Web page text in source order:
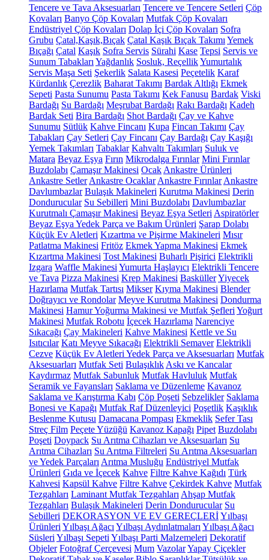
Tencere ve Tava Aksesuarları Tencere ve Tencere Setleri Çöp
Kovaları Banyo Çöp Kovaları Mutfak Çöp Kovaları
Endüstriyel Çöp Kovaları Dolap İçi Çöp Kovaları Sofra
Grubu Çatal,Kaşık,Bıçak Çatal Kaşık Bıçak Takımı Yemek
Bıçağı Çatal Kaşık Sofra Servis Sürahi Kase Tepsi Servis ve
Sunum Tabakları Yağdanlık Sosluk, ReçellikYumurtalık
Servis Maşa Seti Şekerlik Salata Kasesi Peçetelik Karaf
Kürdanlık Çerezlik Baharat Takımı Bardak Altlığı Ekmek
Sepeti Pasta Sunumu Pasta Takımı Kek Fanusu Bardak Viski
Bardağı Su Bardağı Meşrubat Bardağı Rakı Bardağı Kadeh
Bardak Seti Bira Bardağı Shot Bardağı Çay ve Kahve
Sunumu Sütlük Kahve Fincanı Kupa Fincan Takımı Çay
Tabakları Çay Setleri Çay Fincanı Çay Bardağı Çay Kaşığı
Yemek Takımları Tabaklar Kahvaltı Takımları Suluk ve
Matara Beyaz Eşya Fırın Mikrodalga Fırınlar Mini Fırınlar
Buzdolabı Çamaşır Makinesi Ocak Ankastre Ürünleri
Ankastre Setler Ankastre Ocaklar Ankastre Fırınlar Ankastre
Davlumbazlar Bulaşık Makineleri Kurutma Makinesi Derin
Dondurucular Su Sebilleri Mini Buzdolabı Davlumbazlar
Kurutmalı Çamaşır Makinesi Beyaz Eşya Setleri Aspiratörler
Beyaz Eşya Yedek Parça ve Bakım Ürünleri Şarap Dolabı
Küçük Ev Aletleri Kızartma ve Pişirme Makineleri Mısır
Patlatma Makinesi Fritöz Ekmek Yapma Makinesi Ekmek
Kızartma Makinesi Tost Makinesi Buharlı Pişirici Elektrikli
Izgara Waffle Makinesi Yumurta Haşlayıcı Elektrikli Tencere
ve Tava Pizza Makinesi Krep Makinesi BasküllerYiyecek
Hazırlama Mutfak Tartısı Mikser Kıyma Makinesi Blender
Doğrayıcı ve Rondolar Meyve Kurutma Makinesi Dondurma
Makinesi Hamur Yoğurma Makinesi ve Mutfak Şefleri Yoğurt
Makinesi Mutfak Robotu İçecek Hazırlama Narenciye
Sıkacağı Çay Makineleri Kahve Makinesi Kettle ve Su
Isıtıcılar Katı Meyve Sıkacağı Elektrikli Semaver Elektrikli
Cezve Küçük Ev Aletleri Yedek Parça ve Aksesuarları Mutfak
Aksesuarları Mutfak Seti Bulaşıklık Askı ve Kancalar
Kaydırmaz Mutfak Sabunluk Mutfak Havluluk Mutfak
Seramik ve Fayansları Saklama ve Düzenleme Kavanoz
Saklama ve Karıştırma Kabı Çöp Poşeti Sebzelikler Saklama
Bonesi ve Kapağı Mutfak Raf Düzenleyici Poşetlik Kaşıklık
Beslenme Kutusu Damacana Pompası Ekmeklik Sefer Tası
Streç Film Peçete Yüzüğü Kavanoz Kapağı Pipet Buzdolabı
Poşeti Doypack Su Arıtma Cihazları ve Aksesuarları Su
Arıtma Cihazları Su Arıtma Filtreleri Su Arıtma Aksesuarları
ve Yedek Parçaları Arıtma Musluğu Endüstriyel Mutfak
Ürünleri Gıda ve İçecek Kahve Filtre Kahve Kağıdı Türk
Kahvesi Kapsül Kahve Filtre Kahve Çekirdek Kahve Mutfak
Tezgahları Laminant Mutfak Tezgahları Ahşap Mutfak
Tezgahları Bulaşık Makineleri Derin Dondurucular Su
Sebilleri DEKORASYON VE EV GEREÇLERİYılbaşı
Ürünleri Yılbaşı Ağacı Yılbaşı Aydınlatmaları Yılbaşı Ağacı
Süsleri Yılbaşı Sepeti Yılbaşı Parti Malzemeleri Dekoratif
Objeler Fotoğraf Çerçevesi Mum VazolarYapay Çiçekler